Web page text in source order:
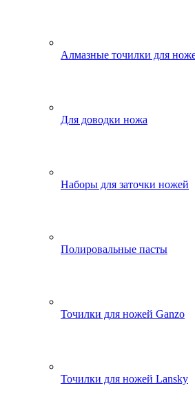
Алмазные точилки для
Для доводки ножа
Наборы для заточки ножей
Полировальные пасты
Точилки для ножей Ganzo
Точилки для ножей Lansky